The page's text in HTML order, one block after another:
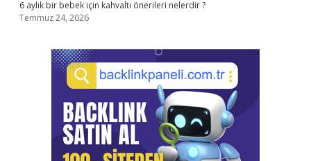
6 aylık bir bebek için kahvaltı önerileri nelerdir ?
Temmuz 24, 2026